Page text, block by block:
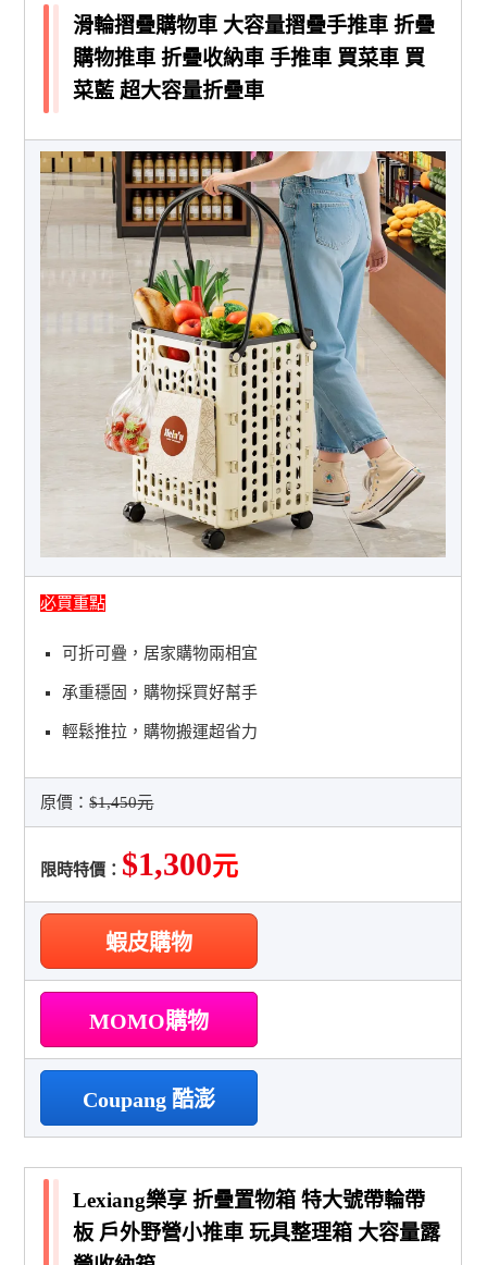
滑輪摺疊購物車 大容量摺疊手推車 折疊
購物推車 折疊收納車 手推車 買菜車 買
菜藍 超大容量折疊車
必買重點
可折可疊，居家購物兩相宜
承重穩固，購物採買好幫手
輕鬆推拉，購物搬運超省力
原價：$1,450元
限時特價： $1,300元
蝦皮購物
MOMO購物
Coupang 酷澎
Lexiang樂享 折疊置物箱 特大號帶輪帶
板 戶外野營小推車 玩具整理箱 大容量露